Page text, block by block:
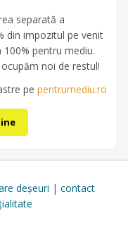
separată a
din impozitul pe venit
pentru mediu.
noi de restul!
pe pentrumediu.ro
deșeuri | contact